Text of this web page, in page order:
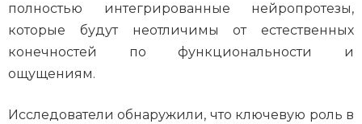
полностью интегрированные нейропротезы,
которые будут неотличимы от естественных
конечностей по функциональности и
ощущениям.
Исследователи обнаружили, что ключевую роль в